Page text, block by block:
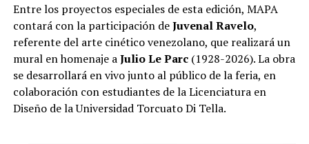
Entre los proyectos especiales de esta edición, MAPA
contará con la participación deJuvenal Ravelo,
referente del arte cinético venezolano, que realizará un
mural en homenaje aJulio Le Parc (1928-2026). La obra
se desarrollará en vivo junto al público de la feria, en
colaboración con estudiantes de la Licenciatura en
Diseño de la Universidad Torcuato Di Tella.